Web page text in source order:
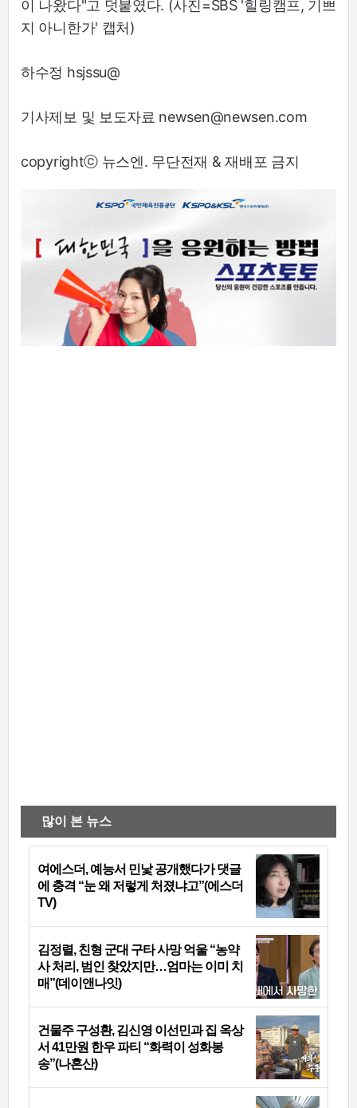
이 나왔다"고 덧붙였다. (사진=SBS '힐링캠프, 기쁘
지 아니한가' 캡처)
하수정 hsjssu@
기사제보 및 보도자료 newsen@newsen.com
copyrightⓒ 뉴스엔. 무단전재 & 재배포 금지
많이 본 뉴스
여에스더, 예능서 민낯 공개했다가 댓글
에 충격 “눈 왜 저렇게 처졌냐고”(에스더
TV)
김정렬, 친형 군대 구타 사망 억울 “농약
사 처리, 범인 찾았지만…엄마는 이미 치
매”(데이앤나잇)
건물주 구성환, 김신영 이선민과 집 옥상
서 41만원 한우 파티 “화력이 성화봉
송”(나혼산)